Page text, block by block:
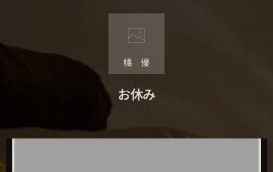
橘 優
お休み